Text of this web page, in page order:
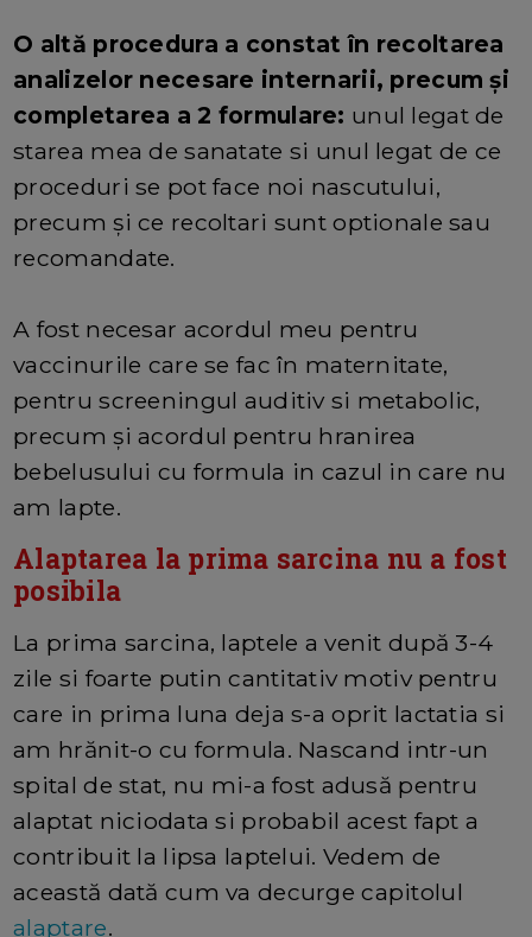
O altă procedura a constat în recoltarea
analizelor necesare internarii, precum și
completarea a 2 formulare: unul legat de
starea mea de sanatate si unul legat de ce
proceduri se pot face noi nascutului,
precum și ce recoltari sunt optionale sau
recomandate.
A fost necesar acordul meu pentru
vaccinurile care se fac în maternitate,
pentru screeningul auditiv si metabolic,
precum și acordul pentru hranirea
bebelusului cu formula in cazul in care nu
am lapte.
Alaptarea la prima sarcina nu a fost
posibila
La prima sarcina, laptele a venit după 3-4
zile si foarte putin cantitativ motiv pentru
care in prima luna deja s-a oprit lactatia si
am hrănit-o cu formula. Nascand intr-un
spital de stat, nu mi-a fost adusă pentru
alaptat niciodata si probabil acest fapt a
contribuit la lipsa laptelui. Vedem de
această dată cum va decurge capitolul
alaptare.